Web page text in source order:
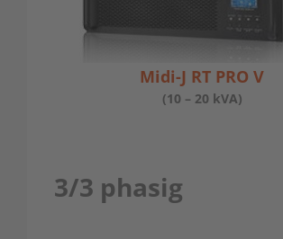
Midi-J RT PRO V
(10 – 20 kVA)
3/3 phasig